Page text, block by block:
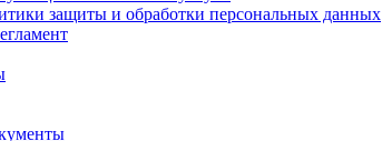
защиты и обработки персональных данных